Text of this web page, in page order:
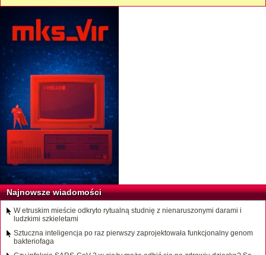
Najnowsze wiadomości
W etruskim mieście odkryto rytualną studnię z nienaruszonymi darami i
ludzkimi szkieletami
Sztuczna inteligencja po raz pierwszy zaprojektowała funkcjonalny genom
bakteriofaga